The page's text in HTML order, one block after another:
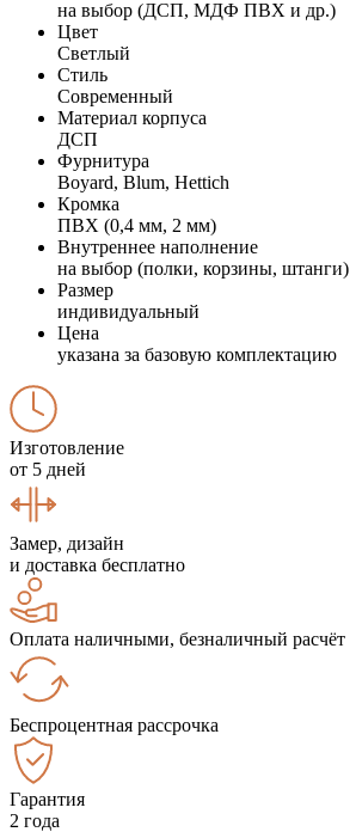
на выбор (ДСП, МДФ ПВХ и др.)
Цвет
Светлый
Стиль
Современный
Материал корпуса
ДСП
Фурнитура
Boyard, Blum, Hettich
Кромка
ПВХ (0,4 мм, 2 мм)
Внутреннее наполнение
на выбор (полки, корзины, штанги)
Размер
индивидуальный
Цена
указана за базовую комплектацию
Изготовление
от 5 дней
Замер, дизайн
и доставка бесплатно
Оплата наличными, безналичный расчёт
Беспроцентная рассрочка
Гарантия
2 года